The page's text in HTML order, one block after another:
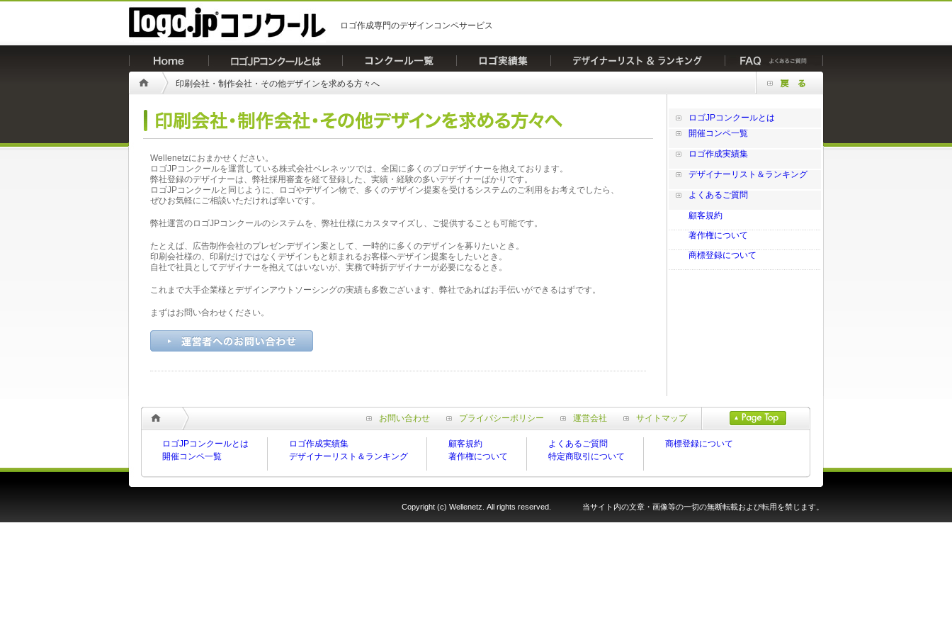
ロゴ作成専門のデザインコンペサービス
印刷会社・制作会社・その他デザインを求める方々へ
Wellenetzにおまかせください。
ロゴJPコンクールを運営している株式会社ベレネッツでは、全国に多くのプロデザイナーを抱えております。
弊社登録のデザイナーは、弊社採用審査を経て登録した、実績・経験の多いデザイナーばかりです。
ロゴJPコンクールと同じように、ロゴやデザイン物で、多くのデザイン提案を受けるシステムのご利用をお考えでしたら、
ぜひお気軽にご相談いただければ幸いです。
弊社運営のロゴJPコンクールのシステムを、弊社仕様にカスタマイズし、ご提供することも可能です。
たとえば、広告制作会社のプレゼンデザイン案として、一時的に多くのデザインを募りたいとき。
印刷会社様の、印刷だけではなくデザインもと頼まれるお客様へデザイン提案をしたいとき。
自社で社員としてデザイナーを抱えてはいないが、実務で時折デザイナーが必要になるとき。
これまで大手企業様とデザインアウトソーシングの実績も多数ございます、弊社であればお手伝いができるはずです。
まずはお問い合わせください。
ロゴJPコンクールとは
開催コンペ一覧
ロゴ作成実績集
デザイナーリスト＆ランキング
よくあるご質問
顧客規約
著作権について
商標登録について
お問い合わせ プライバシーポリシー 運営会社 サイトマップ
ロゴJPコンクールとは
開催コンペ一覧
ロゴ作成実績集
デザイナーリスト＆ランキング
顧客規約
著作権について
よくあるご質問
特定商取引について
商標登録について
Copyright (c) Wellenetz. All rights reserved. 当サイト内の文章・画像等の一切の無断転載および転用を禁じます。